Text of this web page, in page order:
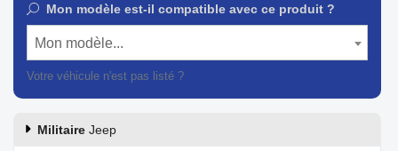
Mon modèle est-il compatible avec ce produit ?
Mon modèle...
Votre véhicule n'est pas listé ?
Militaire Jeep